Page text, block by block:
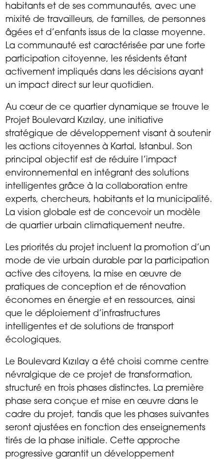
habitants et de ses communautés, avec une
mixité de travailleurs, de familles, de personnes
âgées et d’enfants issus de la classe moyenne.
La communauté est caractérisée par une forte
participation citoyenne, les résidents étant
activement impliqués dans les décisions ayant
un impact direct sur leur quotidien.
Au cœur de ce quartier dynamique se trouve le
Projet Boulevard Kızılay, une initiative
stratégique de développement visant à soutenir
les actions citoyennes à Kartal, Istanbul. Son
principal objectif est de réduire l’impact
environnemental en intégrant des solutions
intelligentes grâce à la collaboration entre
experts, chercheurs, habitants et la municipalité.
La vision globale est de concevoir un modèle
de quartier urbain climatiquement neutre.
Les priorités du projet incluent la promotion d’un
mode de vie urbain durable par la participation
active des citoyens, la mise en œuvre de
pratiques de conception et de rénovation
économes en énergie et en ressources, ainsi
que le déploiement d’infrastructures
intelligentes et de solutions de transport
écologiques.
Le Boulevard Kızılay a été choisi comme centre
névralgique de ce projet de transformation,
structuré en trois phases distinctes. La première
phase sera conçue et mise en œuvre dans le
cadre du projet, tandis que les phases suivantes
seront ajustées en fonction des enseignements
tirés de la phase initiale. Cette approche
progressive garantit un développement